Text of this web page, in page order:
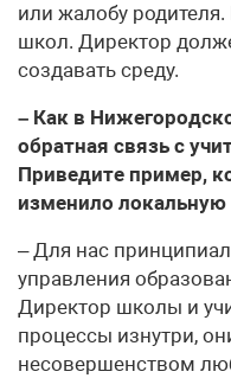
или жалобу
школ. Директор
создавать среду.
– Как в
обратная связь с
Приведите пример,
изменило
– Для нас
управления
Директор школы и
процессы изнутри,
несовершенством